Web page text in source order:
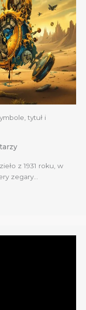
tytuł i
z 1931 roku, w
zegary…